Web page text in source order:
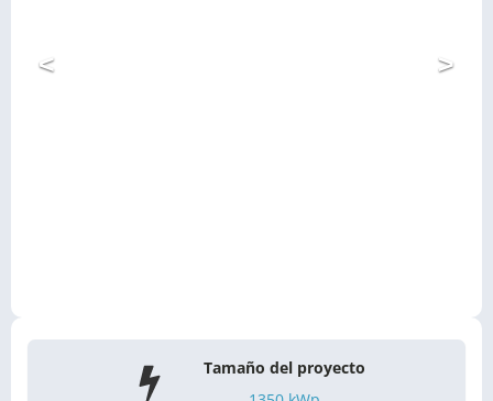
< >
Tamaño del proyecto